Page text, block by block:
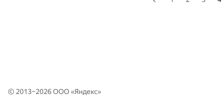
© 2013–2026 ООО «Яндекс»